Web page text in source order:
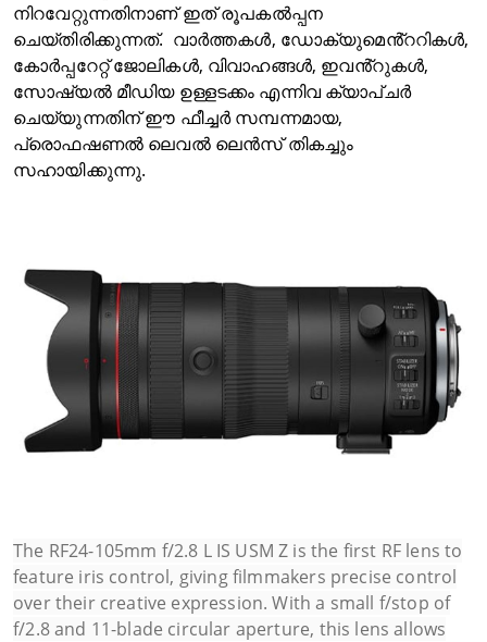
നിറവേറ്റുന്നതിനാണ് ഇത് രൂപകൽപ്പന
ചെയ്തിരിക്കുന്നത്. വാർത്തകൾ, ഡോക്യുമെൻ്ററികൾ,
കോർപ്പറേറ്റ് ജോലികൾ, വിവാഹങ്ങൾ, ഇവൻ്റുകൾ,
സോഷ്യൽ മീഡിയ ഉള്ളടക്കം എന്നിവ ക്യാപ്‌ചർ
ചെയ്യുന്നതിന് ഈ ഫീച്ചർ സമ്പന്നമായ,
പ്രൊഫഷണൽ ലെവൽ ലെൻസ് തികച്ചും
സഹായിക്കുന്നു.
The RF24-105mm f/2.8 L IS USM Z is the first RF lens to
feature iris control, giving filmmakers precise control
over their creative expression. With a small f/stop of
f/2.8 and 11-blade circular aperture, this lens allows